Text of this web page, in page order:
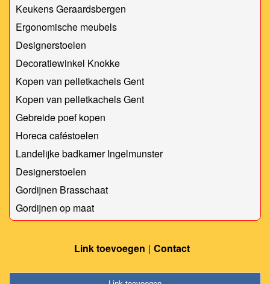
Keukens Geraardsbergen
Ergonomische meubels
Designerstoelen
Decoratiewinkel Knokke
Kopen van pelletkachels Gent
Kopen van pelletkachels Gent
Gebreide poef kopen
Horeca caféstoelen
Landelijke badkamer Ingelmunster
Designerstoelen
Gordijnen Brasschaat
Gordijnen op maat
Link toevoegen Contact